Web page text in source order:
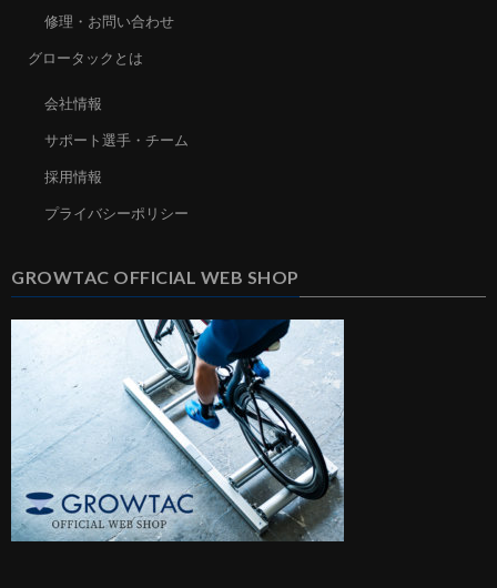
修理・お問い合わせ
グロータックとは
会社情報
サポート選手・チーム
採用情報
プライバシーポリシー
GROWTAC OFFICIAL WEB SHOP